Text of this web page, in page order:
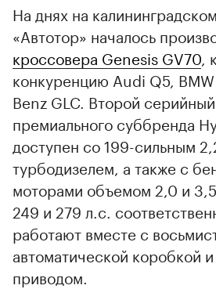
На днях на
«Автотор» началось
кроссовера Genesis GV70
конкуренцию Audi Q5,
Benz GLC. Второй
премиального суббренда
доступен со 199-сильным
турбодизелем, а также с
моторами объемом 2,0 и
249 и 279 л.с.
работают вместе с
автоматической коробкой
приводом.